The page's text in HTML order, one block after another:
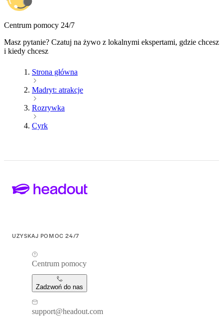
Centrum pomocy 24/7
Masz pytanie? Czatuj na żywo z lokalnymi ekspertami, gdzie chcesz
i kiedy chcesz
Strona główna
Madryt: atrakcje
Rozrywka
Cyrk
UZYSKAJ POMOC 24/7
Centrum pomocy
Zadzwoń do nas
support@headout.com